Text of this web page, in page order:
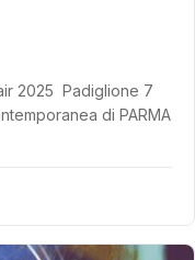
2025 Padiglione 7
di PARMA